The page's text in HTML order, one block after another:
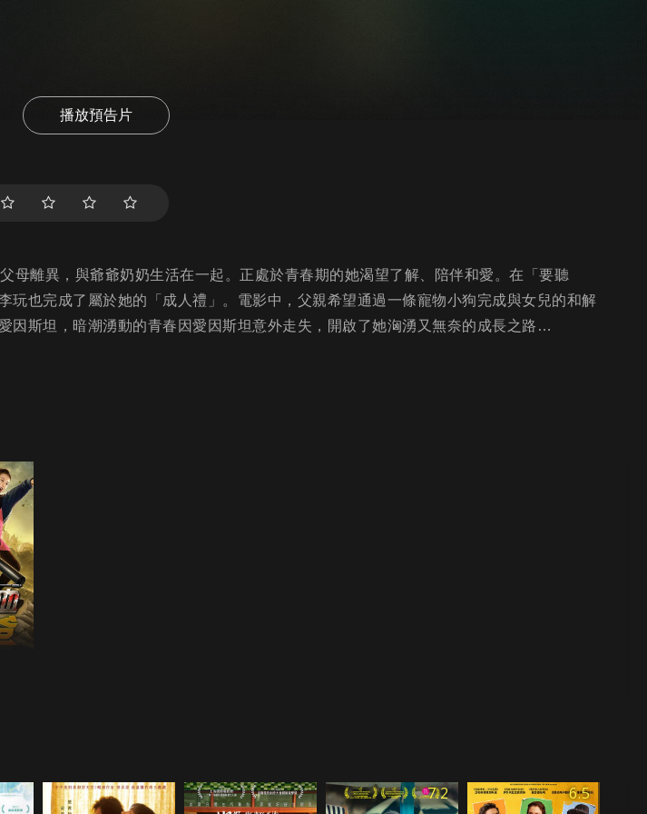
播放預告片
母離異，與爺爺奶奶生活在一起。正處於青春期的她渴望了解、陪伴和愛。在「要聽
玩也完成了屬於她的「成人禮」。電影中，父親希望通過一條寵物小狗完成與女兒的和解
因斯坦，暗潮湧動的青春因愛因斯坦意外走失，開啟了她洶湧又無奈的成長之路…
7.2 6.5